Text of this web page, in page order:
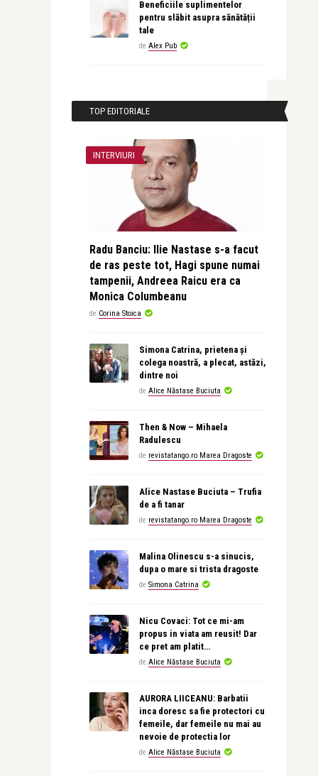
Beneficiile suplimentelor
pentru slăbit asupra sănătății
tale
de Alex Pub
TOP EDITORIALE
INTERVIURI
Radu Banciu: Ilie Nastase s-a facut
de ras peste tot, Hagi spune numai
tampenii, Andreea Raicu era ca
Monica Columbeanu
de Corina Stoica
Simona Catrina, prietena și
colega noastră, a plecat, astăzi,
dintre noi
de Alice Năstase Buciuta
Then & Now – Mihaela
Radulescu
de revistatango.ro Marea Dragoste
Alice Nastase Buciuta – Trufia
de a fi tanar
de revistatango.ro Marea Dragoste
Malina Olinescu s-a sinucis,
dupa o mare si trista dragoste
de Simona Catrina
Nicu Covaci: Tot ce mi-am
propus in viata am reusit! Dar
ce pret am platit…
de Alice Năstase Buciuta
AURORA LIICEANU: Barbatii
inca doresc sa fie protectori cu
femeile, dar femeile nu mai au
nevoie de protectia lor
de Alice Năstase Buciuta